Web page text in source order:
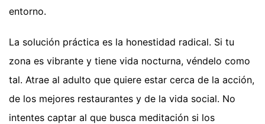
entorno.
La solución práctica es la honestidad radical. Si tu
zona es vibrante y tiene vida nocturna, véndelo como
tal. Atrae al adulto que quiere estar cerca de la acción,
de los mejores restaurantes y de la vida social. No
intentes captar al que busca meditación si los